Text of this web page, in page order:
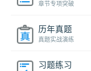
章节专项突破
历年真题
真题实战演练
习题练习